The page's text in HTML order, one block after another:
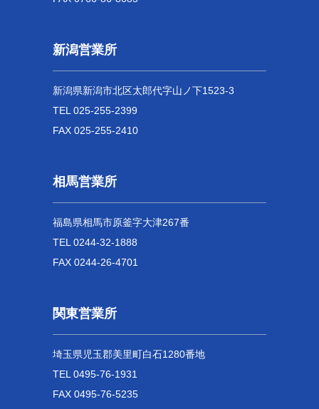
新潟営業所
新潟県新潟市北区太郎代字山ノ下1523-3
TEL 025-255-2399
FAX 025-255-2410
相馬営業所
福島県相馬市原釜字大津267番
TEL 0244-32-1888
FAX 0244-26-4701
関東営業所
埼玉県児玉郡美里町白石1280番地
TEL 0495-76-1931
FAX 0495-76-5235